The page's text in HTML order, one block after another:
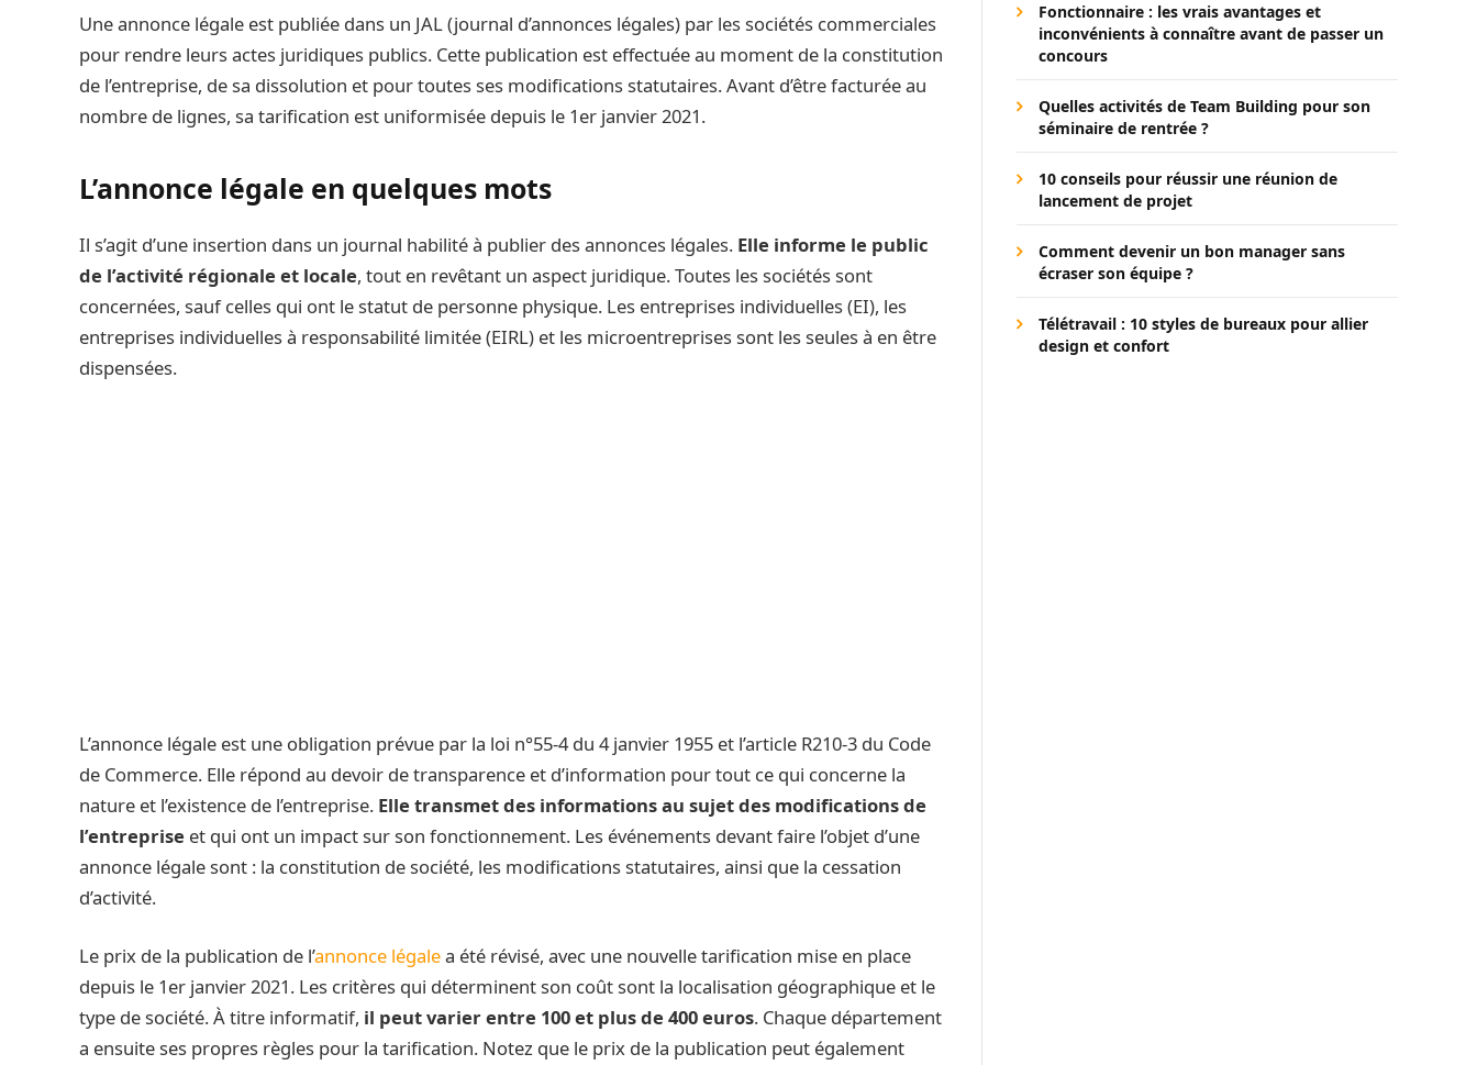
Une annonce légale est publiée dans un JAL (journal d’annonces légales) par les sociétés commerciales
pour rendre leurs actes juridiques publics. Cette publication est effectuée au moment de la constitution
de l’entreprise, de sa dissolution et pour toutes ses modifications statutaires. Avant d’être facturée au
nombre de lignes, sa tarification est uniformisée depuis le 1er janvier 2021.
L’annonce légale en quelques mots
Il s’agit d’une insertion dans un journal habilité à publier des annonces légales. Elle informe le public
de l’activité régionale et locale, tout en revêtant un aspect juridique. Toutes les sociétés sont
concernées, sauf celles qui ont le statut de personne physique. Les entreprises individuelles (EI), les
entreprises individuelles à responsabilité limitée (EIRL) et les microentreprises sont les seules à en être
dispensées.
L’annonce légale est une obligation prévue par la loi n°55-4 du 4 janvier 1955 et l’article R210-3 du Code
de Commerce. Elle répond au devoir de transparence et d’information pour tout ce qui concerne la
nature et l’existence de l’entreprise. Elle transmet des informations au sujet des modifications de
l’entreprise et qui ont un impact sur son fonctionnement. Les événements devant faire l’objet d’une
annonce légale sont : la constitution de société, les modifications statutaires, ainsi que la cessation
d’activité.
Le prix de la publication de l’annonce légalea été révisé, avec une nouvelle tarification mise en place
depuis le 1er janvier 2021. Les critères qui déterminent son coût sont la localisation géographique et le
type de société. À titre informatif, il peut varier entre 100 et plus de 400 euros. Chaque département
a ensuite ses propres règles pour la tarification. Notez que le prix de la publication peut également
Fonctionnaire : les vrais avantages et
inconvénients à connaître avant de passer un
concours
Quelles activités de Team Building pour son
séminaire de rentrée ?
10 conseils pour réussir une réunion de
lancement de projet
Comment devenir un bon manager sans
écraser son équipe ?
Télétravail : 10 styles de bureaux pour allier
design et confort